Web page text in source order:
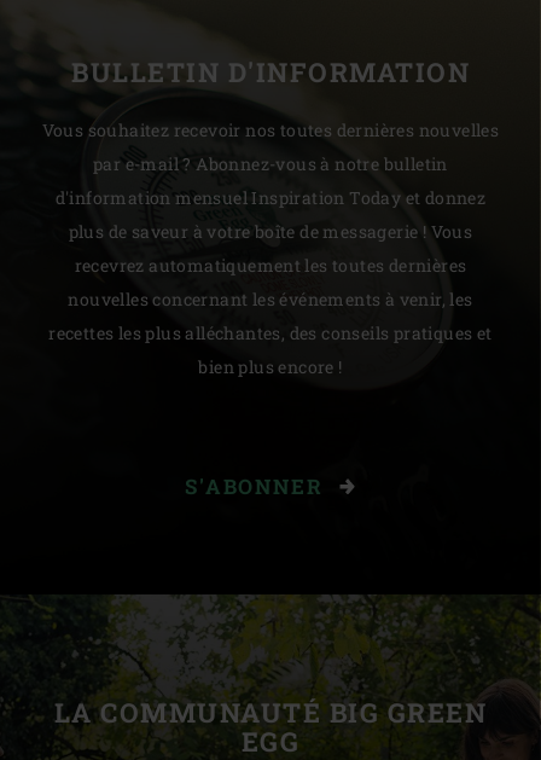
BULLETIN D'INFORMATION
Vous souhaitez recevoir nos toutes dernières nouvelles
par e-mail ? Abonnez-vous à notre bulletin
d'information mensuel Inspiration Today et donnez
plus de saveur à votre boîte de messagerie ! Vous
recevrez automatiquement les toutes dernières
nouvelles concernant les événements à venir, les
recettes les plus alléchantes, des conseils pratiques et
bien plus encore !
S'ABONNER
LA COMMUNAUTÉ BIG GREEN
EGG